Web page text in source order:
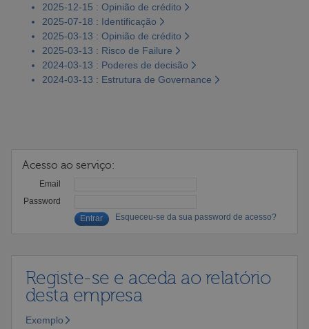
2025-12-15 : Opinião de crédito
2025-07-18 : Identificação
2025-03-13 : Opinião de crédito
2025-03-13 : Risco de Failure
2024-03-13 : Poderes de decisão
2024-03-13 : Estrutura de Governance
Acesso ao serviço:
Email
Password
Esqueceu-se da sua password de acesso?
Registe-se e aceda ao relatório
desta empresa
Exemplo